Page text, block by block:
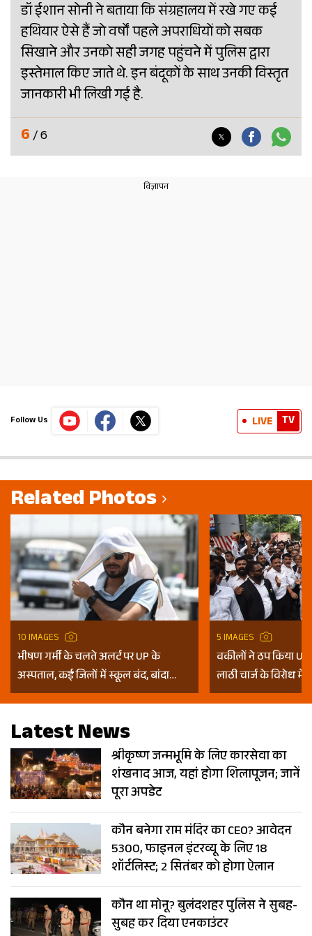
डॉ ईशान सोनी ने बताया कि संग्रहालय में रखे गए कई
हथियार ऐसे हैं जो वर्षों पहले अपराधियों को सबक
सिखाने और उनको सही जगह पहुंचने में पुलिस द्वारा
इस्तेमाल किए जाते थे. इन बंदूकों के साथ उनकी विस्तृत
जानकारी भी लिखी गई है.
6/ 6
Follow Us LIVE TV
Related Photos
10 IMAGES
भीषण गर्मी के चलते अलर्ट पर UP के
अस्पताल, कई जिलों में स्कूल बंद, बांदा
दुनिया का तीसरा सबसे गर्म शहर
5 IMAGES
वकीलों ने ठप किया
लाठी चार्ज के विरोध
Photos
Latest News
श्रीकृष्ण जन्मभूमि के लिए कारसेवा का
शंखनाद आज, यहां होगा शिलापूजन; जानें
पूरा अपडेट
कौन बनेगा राम मंदिर का CEO? आवेदन
5300, फाइनल इंटरव्यू के लिए 18
शॉर्टलिस्ट; 2 सितंबर को होगा ऐलान
कौन था मोनू? बुलंदशहर पुलिस ने सुबह-
सुबह कर दिया एनकाउंटर